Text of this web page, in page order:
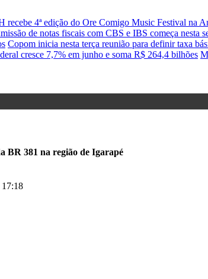
recebe 4ª edição do Ore Comigo Music Festival na
de notas fiscais com CBS e IBS começa nesta
Copom inicia nesta terça reunião para definir taxa
cresce 7,7% em junho e soma R$ 264,4 bilhões
BR 381 na região de Igarapé
17:18